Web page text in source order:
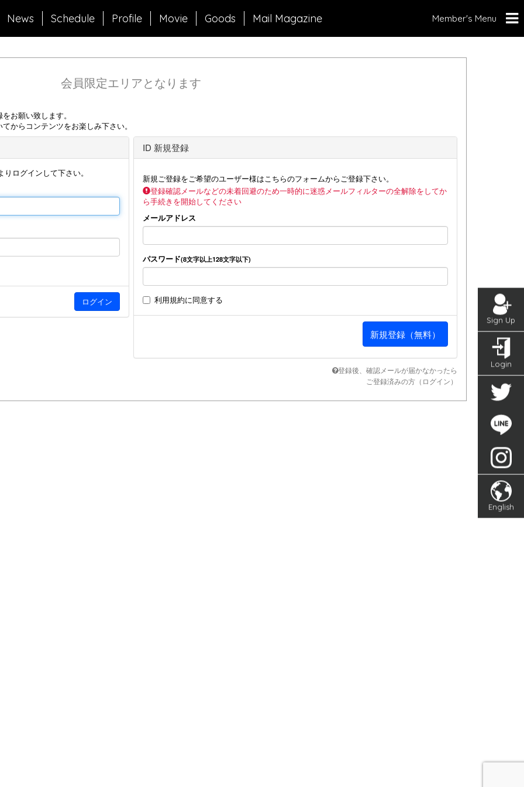
News Schedule Profile Movie Goods Mail Magazine Member's Menu
Sign Up
Login
English
会員限定エリアとなります
お願い致します。
からコンテンツをお楽しみ下さい。
ログインして下さい。
ID 新規登録
新規ご登録をご希望のユーザー様はこちらのフォームからご登録下さい。
登録確認メールなどの未着回避のため一時的に迷惑メールフィルターの全解除をしてか
ら手続きを開始してください
メールアドレス
パスワード(8文字以上128文字以下)
利用規約に同意する
登録後、確認メールが届かなかったら
ご登録済みの方（ログイン）